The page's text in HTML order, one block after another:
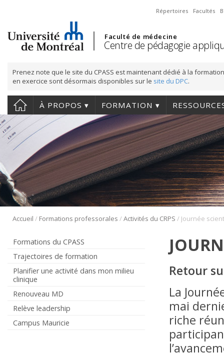
Répertoires Facultés
Faculté de médecine
Centre de pédagogie
Prenez note que le site du CPASS est maintenant dédié à la
en exercice sont désormais disponibles sur le site du DPC.
À PROPOS FORMATION
Accueil / Formations professorales /Activités du CRPS / Journée
Formations du CPASS
Trajectoires de formation
Planifier une activité dans mon milieu
clinique
Renouveau MD
Relève leadership
Campus Mauricie
Retour
La
mai
riche